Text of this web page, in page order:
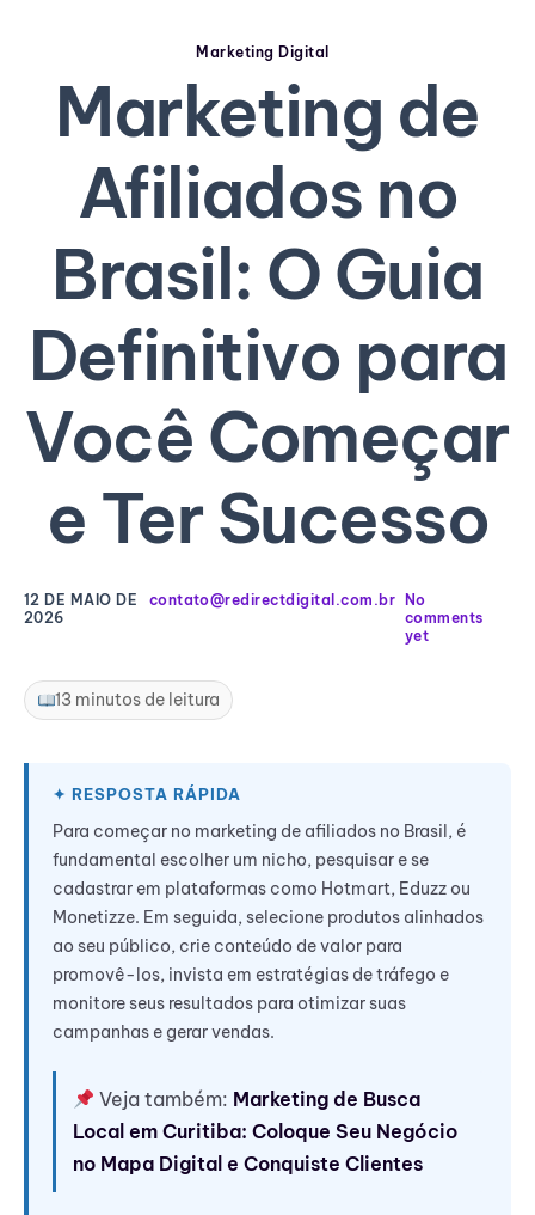
Marketing Digital
Marketing de
Afiliados no
Brasil: O Guia
Definitivo para
Você Começar
e Ter Sucesso
12 DE MAIO DE
2026
contato@redirectdigital.com.br
No
comments
yet
13 minutos de leitura
Para começar no marketing de afiliados no Brasil, é
fundamental escolher um nicho, pesquisar e se
cadastrar em plataformas como Hotmart, Eduzz ou
Monetizze. Em seguida, selecione produtos alinhados
ao seu público, crie conteúdo de valor para
promovê-los, invista em estratégias de tráfego e
monitore seus resultados para otimizar suas
campanhas e gerar vendas.
Veja também: Marketing de Busca
Local em Curitiba: Coloque Seu Negócio
no Mapa Digital e Conquiste Clientes